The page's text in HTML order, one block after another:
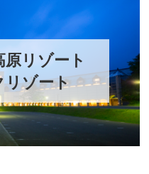
リゾート
リゾート